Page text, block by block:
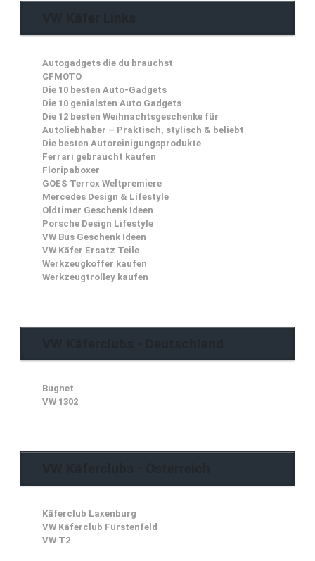
Autogadgets die du brauchst
CFMOTO
Die 10 besten Auto-Gadgets
Die 10 genialsten Auto Gadgets
Die 12 besten Weihnachtsgeschenke für
Autoliebhaber – Praktisch, stylisch & beliebt
Die besten Autoreinigungsprodukte
Ferrari gebraucht kaufen
Floripaboxer
GOES Terrox Weltpremiere
Mercedes Design & Lifestyle
Oldtimer Geschenk Ideen
Porsche Design Lifestyle
VW Bus Geschenk Ideen
VW Käfer Ersatz Teile
Werkzeugkoffer kaufen
Werkzeugtrolley kaufen
Bugnet
VW 1302
Käferclub Laxenburg
VW Käferclub Fürstenfeld
VW T2